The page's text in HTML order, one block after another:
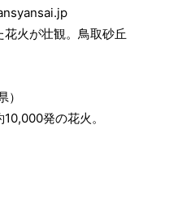
花火が壮観。鳥取砂丘
発の花火。